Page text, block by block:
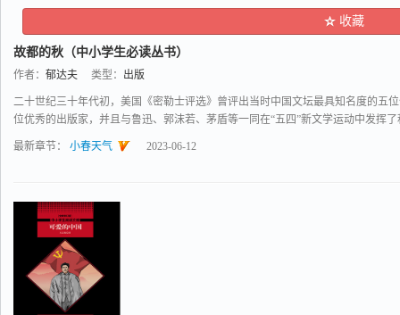
收藏
故都的秋（中小学生必读丛书）
作者： 郁达夫 类型： 出版
二十世纪三十年代初，美国《密勒士评选》曾评出当时中国文坛最具知名度的五
位优秀的出版家，并且与鲁迅、郭沫若、茅盾等一同在“五四”新文学运动中发挥了
最新章节： 小春天气 2023-06-12